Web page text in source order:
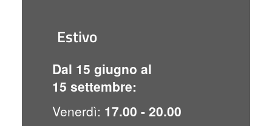
Estivo
Dal 15 giugno al
15 settembre:
Venerdì: 17.00 - 20.00